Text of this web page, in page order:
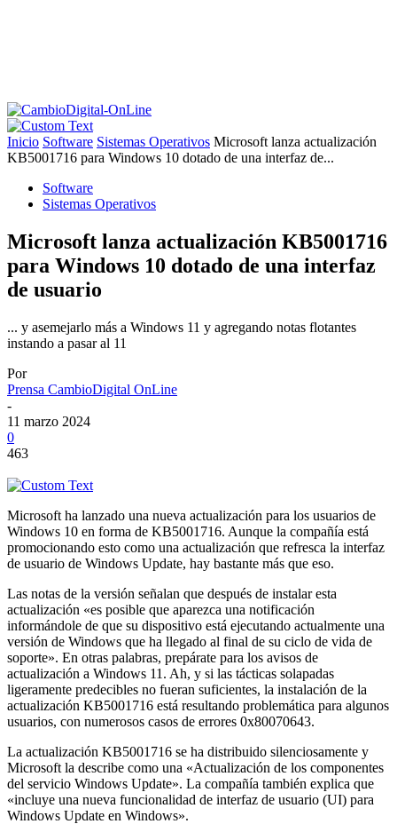
Inicio Software Sistemas Operativos Microsoft lanza actualización
KB5001716 para Windows 10 dotado de una interfaz de...
Software
Sistemas Operativos
Microsoft lanza actualización KB5001716
para Windows 10 dotado de una interfaz
de usuario
... y asemejarlo más a Windows 11 y agregando notas flotantes
instando a pasar al 11
Por
Prensa CambioDigital OnLine
-
11 marzo 2024
0
463
Microsoft ha lanzado una nueva actualización para los usuarios de
Windows 10 en forma de KB5001716. Aunque la compañía está
promocionando esto como una actualización que refresca la interfaz
de usuario de Windows Update, hay bastante más que eso.
Las notas de la versión señalan que después de instalar esta
actualización «es posible que aparezca una notificación
informándole de que su dispositivo está ejecutando actualmente una
versión de Windows que ha llegado al final de su ciclo de vida de
soporte». En otras palabras, prepárate para los avisos de
actualización a Windows 11. Ah, y si las tácticas solapadas
ligeramente predecibles no fueran suficientes, la instalación de la
actualización KB5001716 está resultando problemática para algunos
usuarios, con numerosos casos de errores 0x80070643.
La actualización KB5001716 se ha distribuido silenciosamente y
Microsoft la describe como una «Actualización de los componentes
del servicio Windows Update». La compañía también explica que
«incluye una nueva funcionalidad de interfaz de usuario (UI) para
Windows Update en Windows».